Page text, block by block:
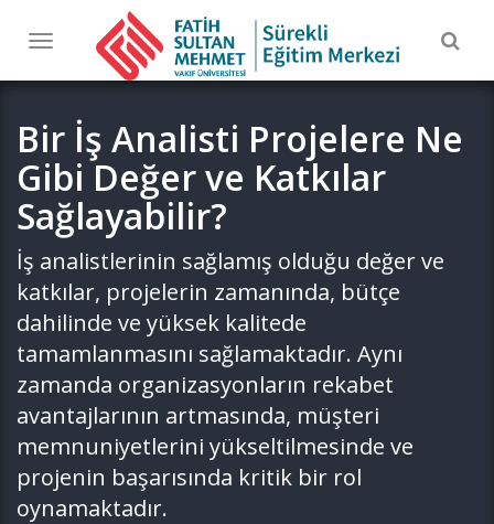
Toggle
navigation
Bir İş Analisti Projelere Ne
Gibi Değer ve Katkılar
Sağlayabilir?
İş analistlerinin sağlamış olduğu değer ve
katkılar, projelerin zamanında, bütçe
dahilinde ve yüksek kalitede
tamamlanmasını sağlamaktadır. Aynı
zamanda organizasyonların rekabet
avantajlarının artmasında, müşteri
memnuniyetlerini yükseltilmesinde ve
projenin başarısında kritik bir rol
oynamaktadır.